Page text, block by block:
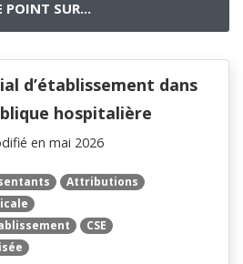
POINT SUR...
d’établissement dans
hospitalière
en mai 2026
Attributions
CSE